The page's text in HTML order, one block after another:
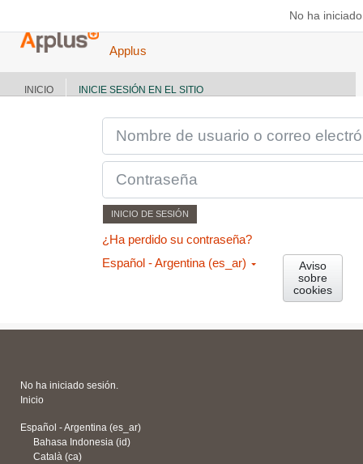
No ha
Applus
INICIO INICIE SESIÓN EN EL SITIO
NOMBRE DE USUARIO O CORREO ELECTRÓNICO
CONTRASEÑA
INICIO DE SESIÓN
¿Ha perdido su contraseña?
Español - Argentina ‎(es_ar)‎
Aviso
sobre
cookies
No ha iniciado sesión.
Inicio
Español - Argentina ‎(es_ar)‎
Bahasa Indonesia ‎(id)‎
Català ‎(ca)‎